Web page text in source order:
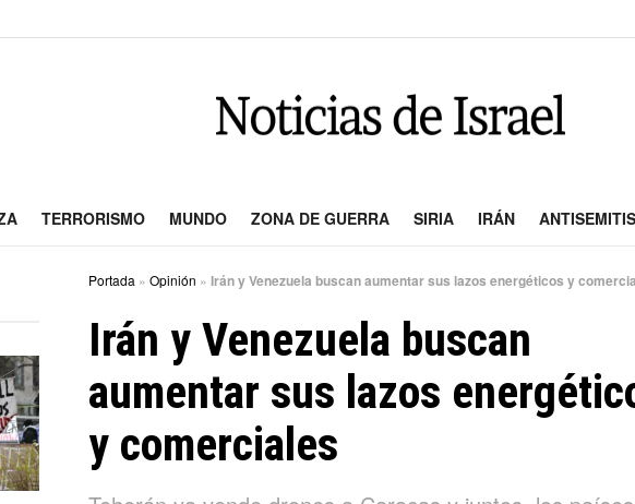
TERRORISMO MUNDO ZONA DE GUERRA SIRIA IRÁN
Portada » Opinión » Irán y Venezuela buscan aumentar sus lazos energéticos y
Irán y Venezuela buscan
aumentar sus lazos
y comerciales